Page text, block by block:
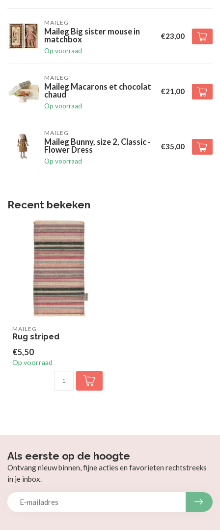
MAILEG
Maileg Big sister mouse in
matchbox
Op voorraad
€23,00
MAILEG
Maileg Macarons et chocolat
chaud
Op voorraad
€21,00
MAILEG
Maileg Bunny, size 2, Classic -
Flower Dress
Op voorraad
€35,00
Recent bekeken
MAILEG
Rug striped
€5,50
Op voorraad
Als eerste op de hoogte
Ontvang nieuw binnen, fijne acties en favorieten rechtstreeks
in je inbox.